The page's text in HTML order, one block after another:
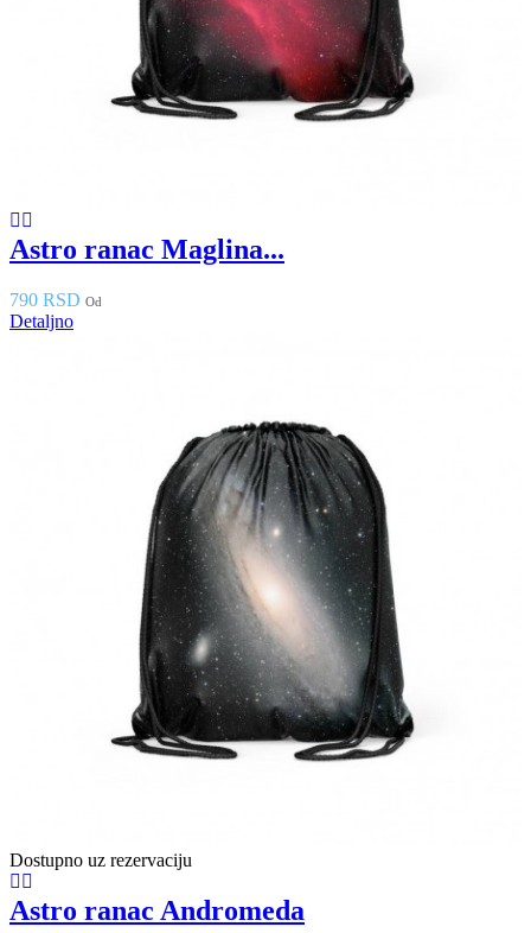
Astro ranac Maglina...
790 RSD Od
Detaljno
Dostupno uz rezervaciju
Astro ranac Andromeda